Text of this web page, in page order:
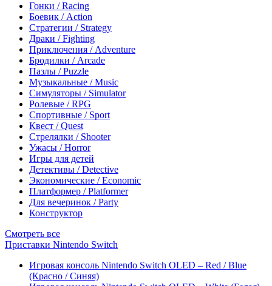
Гонки / Racing
Боевик / Action
Стратегии / Strategy
Драки / Fighting
Приключения / Adventure
Бродилки / Arcade
Пазлы / Puzzle
Музыкальные / Music
Симуляторы / Simulator
Ролевые / RPG
Спортивные / Sport
Квест / Quest
Стрелялки / Shooter
Ужасы / Horror
Игры для детей
Детективы / Detective
Экономические / Economic
Платформер / Platformer
Для вечеринок / Party
Конструктор
Смотреть все
Приставки Nintendo Switch
Игровая консоль Nintendo Switch OLED – Red / Blue
(Красно / Синяя)